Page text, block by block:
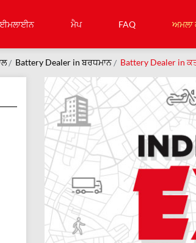
ਮੈਪ FAQ ਅਮਲਾ
Battery Dealer in ਬਰਧਮਾਨ Battery Dealer in